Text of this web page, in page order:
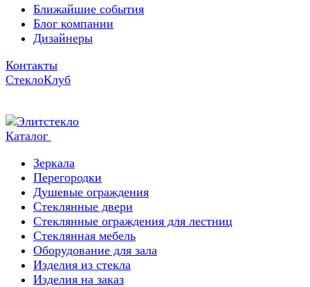
Ближайшие события
Блог компании
Дизайнеры
Контакты
СтеклоКлуб
Каталог
Зеркала
Перегородки
Душевые ограждения
Стеклянные двери
Стеклянные ограждения для лестниц
Стеклянная мебель
Оборудование для зала
Изделия из стекла
Изделия на заказ